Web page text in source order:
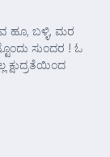
ಹೂ, ಬಳ್ಳಿ, ಮರ
ಸುಂದರ ! ಓ
ಕ್ಷುದ್ರತೆಯಿಂದ